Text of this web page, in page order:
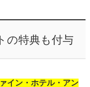
の特典も付与
イン・ホテル・アン